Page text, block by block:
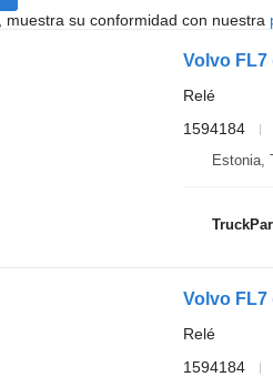
muestra su conformidad con nuestra
Relé
1594184
Estonia,
Relé
1594184